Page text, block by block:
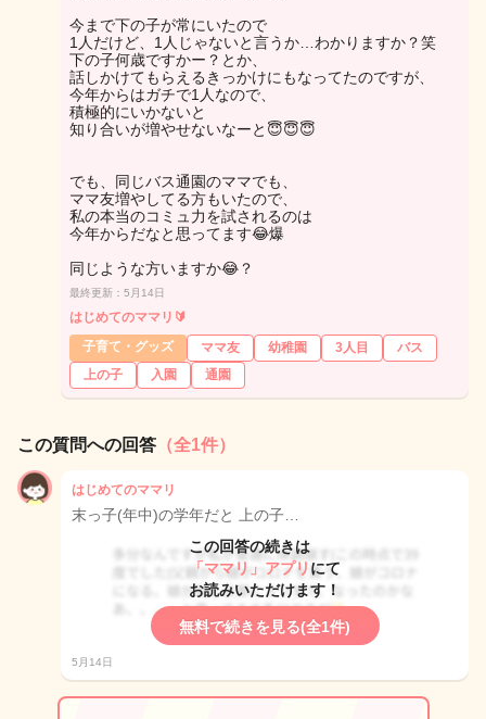
今まで下の子が常にいたので
1人だけど、1人じゃないと言うか…わかりますか？笑
下の子何歳ですかー？とか、
話しかけてもらえるきっかけにもなってたのですが、
今年からはガチで1人なので、
積極的にいかないと
知り合いが増やせないなーと😇😇😇
でも、同じバス通園のママでも、
ママ友増やしてる方もいたので、
私の本当のコミュ力を試されるのは
今年からだなと思ってます😂爆
同じような方いますか😂？
最終更新：5月14日
はじめてのママリ🔰
子育て・グッズ
ママ友 幼稚園 3人目
バス
上の子
入園 通園
この質問への回答 （全1件）
はじめてのママリ
末っ子(年中)の学年だと 上の子…
この回答の続きは
「ママリ」アプリ にて
お読みいただけます！
無料で続きを見る(全1件)
5月14日